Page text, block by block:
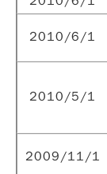
2010/6/1
2010/5/1
2009/11/1